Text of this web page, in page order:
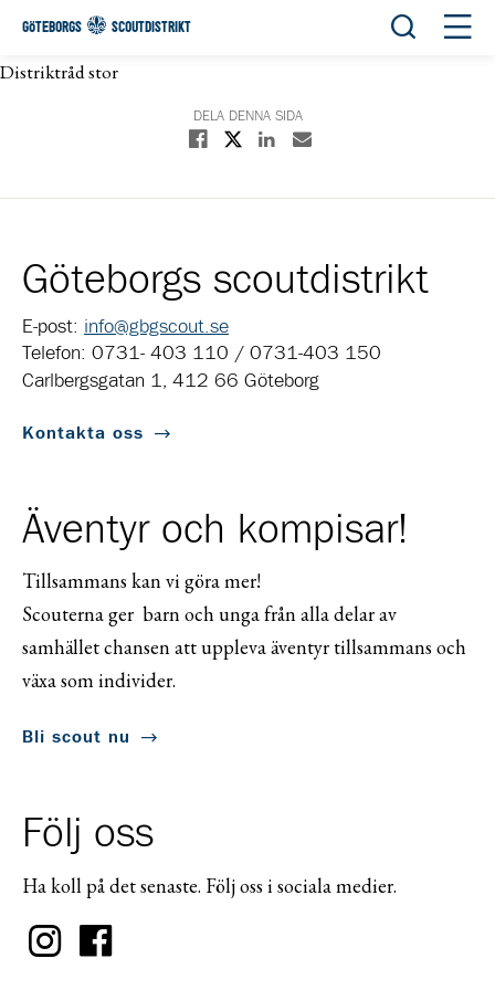
GÖTEBORGS SCOUTDISTRIKT Öppna
Distriktråd stor
DELA DENNA SIDA
Dela på Facebook
Dela på XDela på Linkedin
Dela med E-post
Göteborgs scoutdistrikt
E-post: info@gbgscout.se
Telefon: 0731- 403 110 / 0731-403 150
Carlbergsgatan 1, 412 66 Göteborg
Kontakta oss
Äventyr och kompisar!
Tillsammans kan vi göra mer!
Scouterna ger barn och unga från alla delar av
samhället chansen att uppleva äventyr tillsammans och
växa som individer.
Bli scout nu
Följ oss
Ha koll på det senaste. Följ oss i sociala medier.